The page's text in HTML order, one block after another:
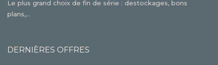
Le plus grand choix de fin de série : destockages, bons
plans,...
DERNIÈRES OFFRES